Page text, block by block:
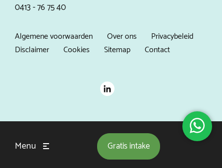
Menu Gratisintake
0413 - 76 75 40
Algemene voorwaarden Over ons
Privacybeleid
Disclaimer
Cookies Sitemap Contact